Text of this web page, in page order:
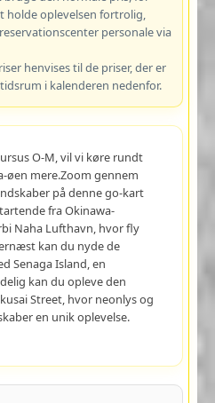
holde oplevelsen fortrolig,
personale via
henvises til de priser, der er
i kalenderen nedenfor.
O-M, vil vi køre rundt
øen mere.Zoom gennem
på denne go-kart
fra Okinawa-
Naha Lufthavn, hvor fly
kan du nyde de
Senaga Island, en
kan du opleve den
Street, hvor neonlys og
en unik oplevelse.